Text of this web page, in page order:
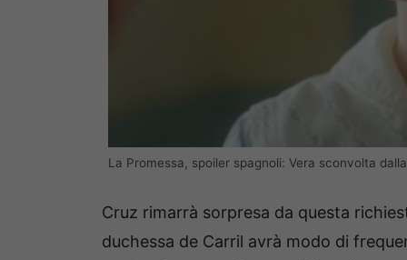
La Promessa, spoiler spagnoli: Vera sconvolta
Cruz rimarrà sorpresa da questa
duchessa de Carril avrà modo di